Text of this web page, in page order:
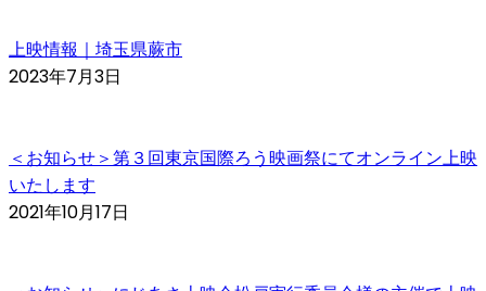
上映情報｜埼玉県蕨市
2023年7月3日
＜お知らせ＞第３回東京国際ろう映画祭にてオンライン上映
いたします
2021年10月17日